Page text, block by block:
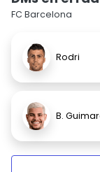
FC Barcelona
Rodri
B.